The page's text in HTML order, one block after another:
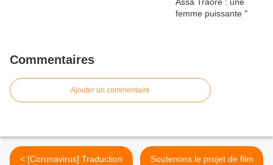
Commentaires
Ajouter un commentaire
< [Coronavirus] Traduction
Soutenons le projet de film